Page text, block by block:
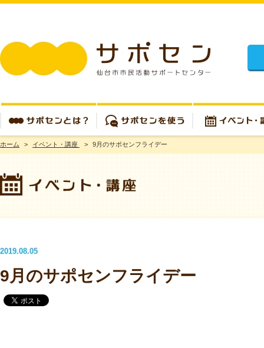
サポセンとは？ サポセンを使う イベント・講座
ホーム > イベント・講座 > 9月のサポセンフライデー
2019.08.05
9月のサポセンフライデー